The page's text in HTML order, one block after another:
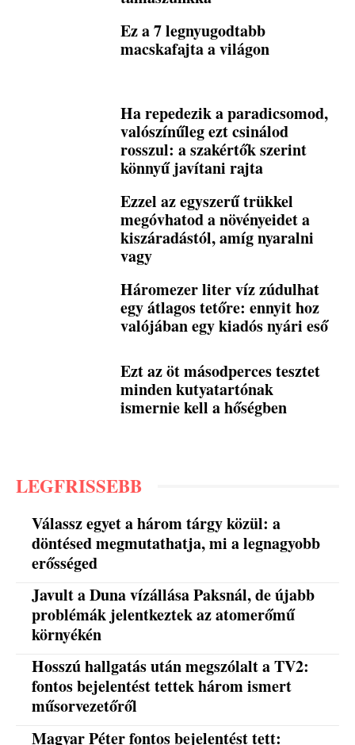
Ez a 7 legnyugodtabb
macskafajta a világon
Ha repedezik a paradicsomod,
valószínűleg ezt csinálod
rosszul: a szakértők szerint
könnyű javítani rajta
Ezzel az egyszerű trükkel
megóvhatod a növényeidet a
kiszáradástól, amíg nyaralni
vagy
Háromezer liter víz zúdulhat
egy átlagos tetőre: ennyit hoz
valójában egy kiadós nyári eső
Ezt az öt másodperces tesztet
minden kutyatartónak
ismernie kell a hőségben
LEGFRISSEBB
Válassz egyet a három tárgy közül: a
döntésed megmutathatja, mi a legnagyobb
erősséged
Javult a Duna vízállása Paksnál, de újabb
problémák jelentkeztek az atomerőmű
környékén
Hosszú hallgatás után megszólalt a TV2:
fontos bejelentést tettek három ismert
műsorvezetőről
Magyar Péter fontos bejelentést tett: